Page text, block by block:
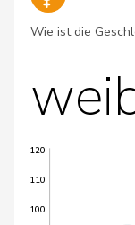
Wie ist die
100
110
120